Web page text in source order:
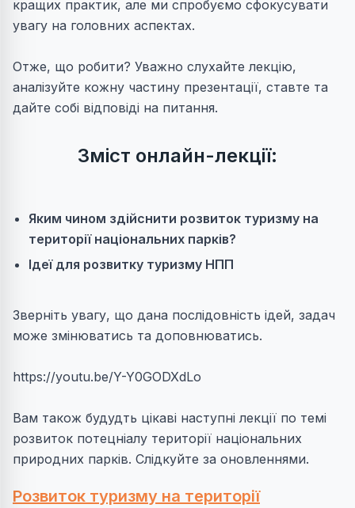
кращих практик, але ми спробуємо сфокусувати
увагу на головних аспектах.
Отже, що робити? Уважно слухайте лекцію,
аналізуйте кожну частину презентації, ставте та
дайте собі відповіді на питання.
Зміст онлайн-лекції:
Яким чином здійснити розвиток туризму на
території національних парків?
Ідеї для розвитку туризму НПП
Зверніть увагу, що дана послідовність ідей, задач
може змінюватись та доповнюватись.
https://youtu.be/Y-Y0GODXdLo
Вам також будудть цікаві наступні лекції по темі
розвиток потецніалу території національних
природних парків. Слідкуйте за оновленнями.
Розвиток туризму на території